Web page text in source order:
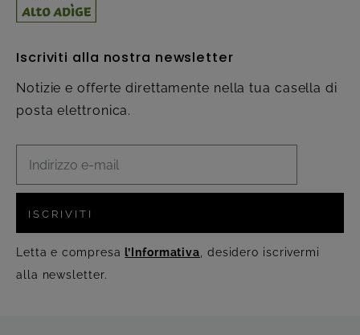
Iscriviti alla nostra newsletter
Notizie e offerte direttamente nella tua casella di
posta elettronica.
ISCRIVITI
Letta e compresa l’Informativa , desidero iscrivermi
alla newsletter.